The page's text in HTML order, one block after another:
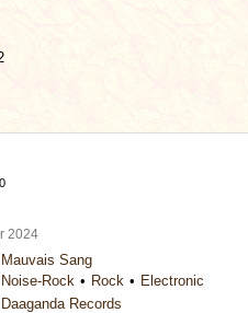
2024
Mauvais Sang
Noise-Rock Rock
Electronic
Daaganda Records